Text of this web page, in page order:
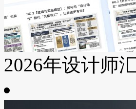
2026年设计师